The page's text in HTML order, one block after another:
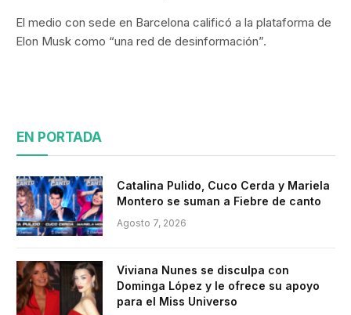
El medio con sede en Barcelona calificó a la plataforma de
Elon Musk como “una red de desinformación”.
EN PORTADA
Catalina Pulido, Cuco Cerda y Mariela
Montero se suman a Fiebre de canto
Agosto 7, 2026
Viviana Nunes se disculpa con
Dominga López y le ofrece su apoyo
para el Miss Universo